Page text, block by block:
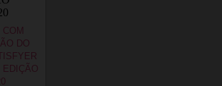
DO
EDIÇÃO